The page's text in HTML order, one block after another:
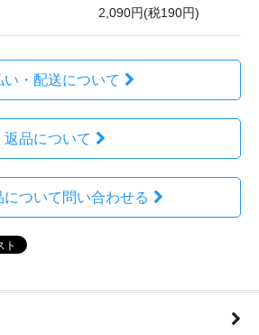
2,090円(税190円)
い・配送について
返品について
について問い合わせる